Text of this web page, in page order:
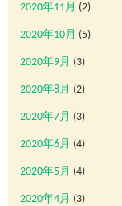
2020年11月 (2)
2020年10月 (5)
2020年9月 (3)
2020年8月 (2)
2020年7月 (3)
2020年6月 (4)
2020年5月 (4)
2020年4月 (3)